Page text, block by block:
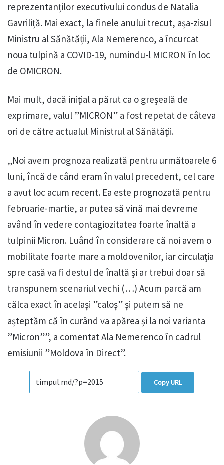
reprezentanților executivului condus de Natalia
Gavriliță. Mai exact, la finele anului trecut, așa-zisul
Ministru al Sănătății, Ala Nemerenco, a încurcat
noua tulpină a COVID-19, numindu-l MICRON în loc
de OMICRON.
Mai mult, dacă inițial a părut ca o greșeală de
exprimare, valul ”MICRON” a fost repetat de câteva
ori de către actualul Ministrul al Sănătății.
„Noi avem prognoza realizată pentru următoarele 6
luni, încă de când eram în valul precedent, cel care
a avut loc acum recent. Ea este prognozată pentru
februarie-martie, ar putea să vină mai devreme
având în vedere contagiozitatea foarte înaltă a
tulpinii Micron. Luând în considerare că noi avem o
mobilitate foarte mare a moldovenilor, iar circulația
spre casă va fi destul de înaltă și ar trebui doar să
transpunem scenariul vechi (…) Acum parcă am
călca exact în același ”caloș” și putem să ne
așteptăm că în curând va apărea și la noi varianta
”Micron””, a comentat Ala Nemerenco în cadrul
emisiunii ”Moldova în Direct”.
Copy URL